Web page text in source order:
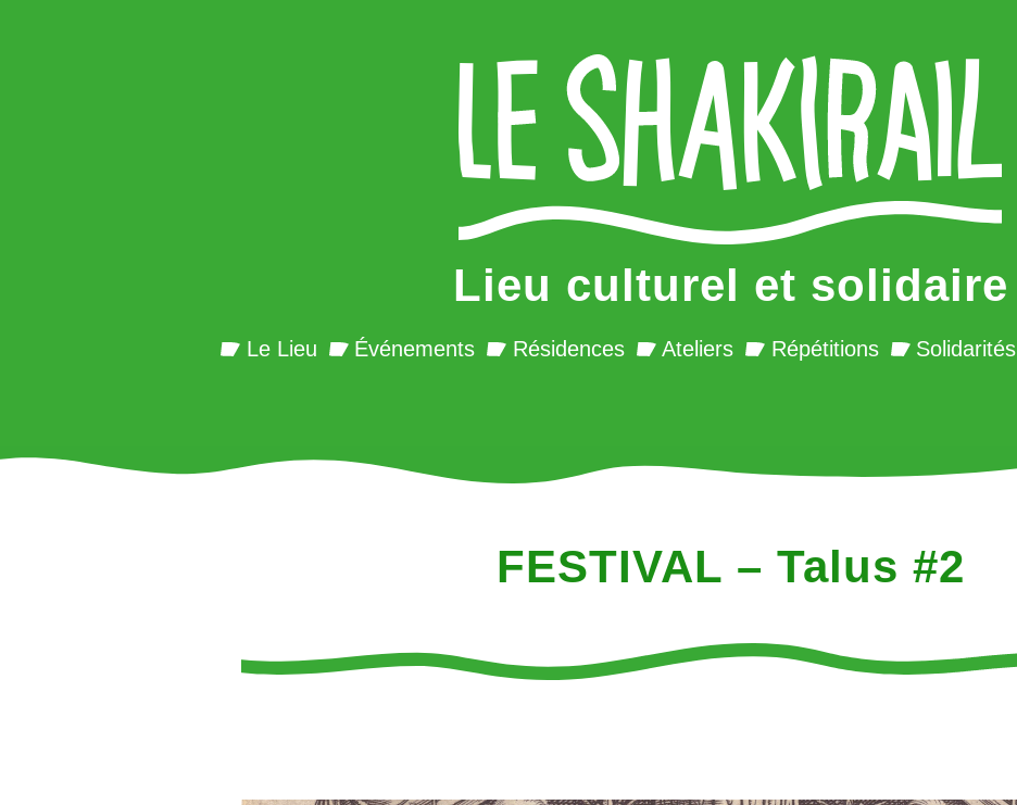
Lieu culturel et solidaire
Le Lieu Événements Résidences Ateliers Répétitions Solidarités
FESTIVAL – Talus #2